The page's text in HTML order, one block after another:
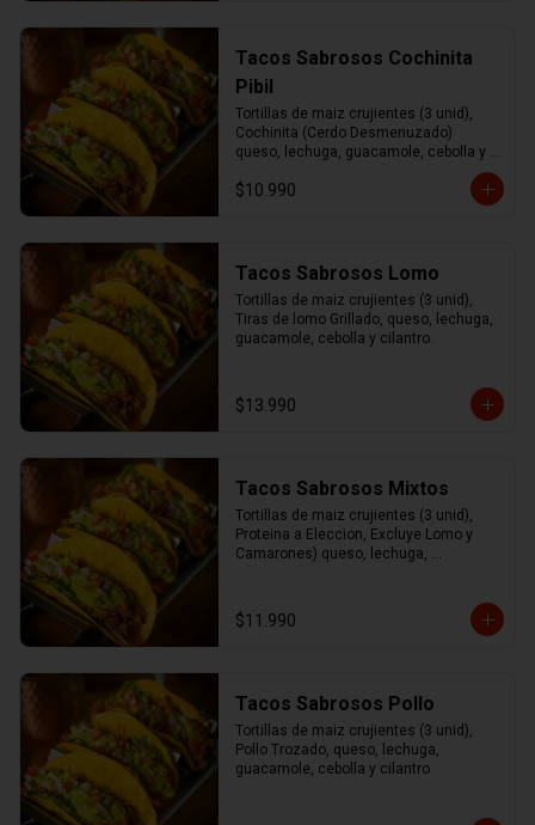
Tacos Sabrosos Cochinita
Pibil
Tortillas de maiz crujientes (3 unid),
Cochinita (Cerdo Desmenuzado)
queso, lechuga, guacamole, cebolla y
$10.990
Tacos Sabrosos Lomo
Tortillas de maiz crujientes (3 unid),
Tiras de lomo Grillado, queso, lechuga,
guacamole, cebolla y cilantro.
$13.990
Tacos Sabrosos Mixtos
Tortillas de maiz crujientes (3 unid),
Proteina a Eleccion, Excluye Lomo y
Camarones) queso, lechuga,
$11.990
Tacos Sabrosos Pollo
Tortillas de maiz crujientes (3 unid),
Pollo Trozado, queso, lechuga,
guacamole, cebolla y cilantro